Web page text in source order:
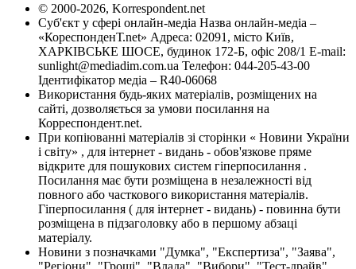
© 2000-2026, Korrespondent.net
Суб'єкт у сфері онлайн-медіа Назва онлайн-медіа –
«КореспонденТ.net» Адреса: 02091, місто Київ,
ХАРКІВСЬКЕ ШОСЕ, будинок 172-Б, офіс 208/1 E-mail:
sunlight@mediadim.com.ua Телефон: 044-205-43-00
Ідентифікатор медіа – R40-06068
Використання будь-яких матеріалів, розміщених на
сайті, дозволяється за умови посилання на
Корреспондент.net.
При копіюванні матеріалів зі сторінки « Новини України
і світу» , для інтернет - видань - обов'язкове пряме
відкрите для пошукових систем гіперпосилання .
Посилання має бути розміщена в незалежності від
повного або часткового використання матеріалів.
Гіперпосилання ( для інтернет - видань) - повинна бути
розміщена в підзаголовку або в першому абзаці
матеріалу.
Новини з позначками "Думка", "Експертиза", "Заява",
"Регіони", "Гроші", "Влада", "Вибори", "Тест-драйв",